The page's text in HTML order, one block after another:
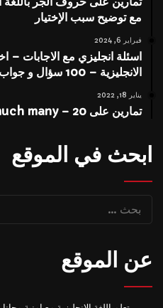
مع توضيح سبب الإختيار
فبراير 6, 2024
اسئلة انجليزي مع الاجابات –
الانجليزية – 100 سؤال و جواب
يناير 18, 2022
تمارين على much many – 20 سؤال مع الاجابة و التصحيح
ابحث في الموقع
عن الموقع